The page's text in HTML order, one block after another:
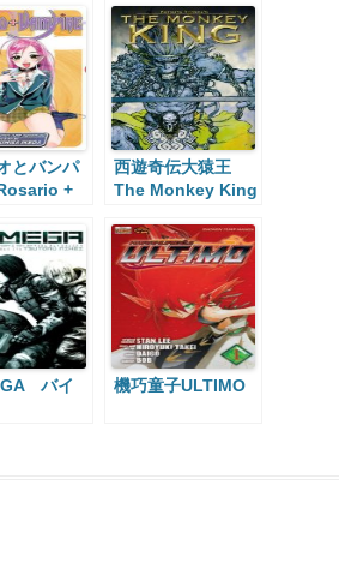
とバンパ
+
西遊奇伝大猿王
The Monkey King
バイ
機巧童子ULTIMO